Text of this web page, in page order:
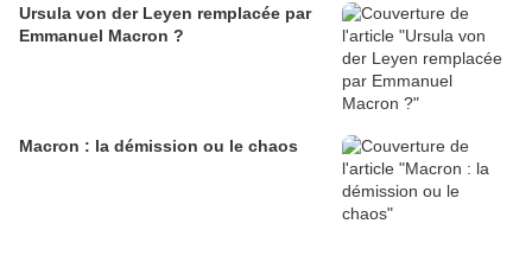
Ursula von der Leyen remplacée par
Emmanuel Macron ?
Macron : la démission ou le chaos